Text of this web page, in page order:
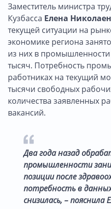
Заместитель министра
Кузбасса Елена
текущей ситуации на
экономике региона
из них в промышленности
тысяч. Потребность
работниках на текущий
тысячи свободных
количества заявленных
вакансий.
Два года назад
промышленности
позиции после
потребность в
снизилась, – пояснила